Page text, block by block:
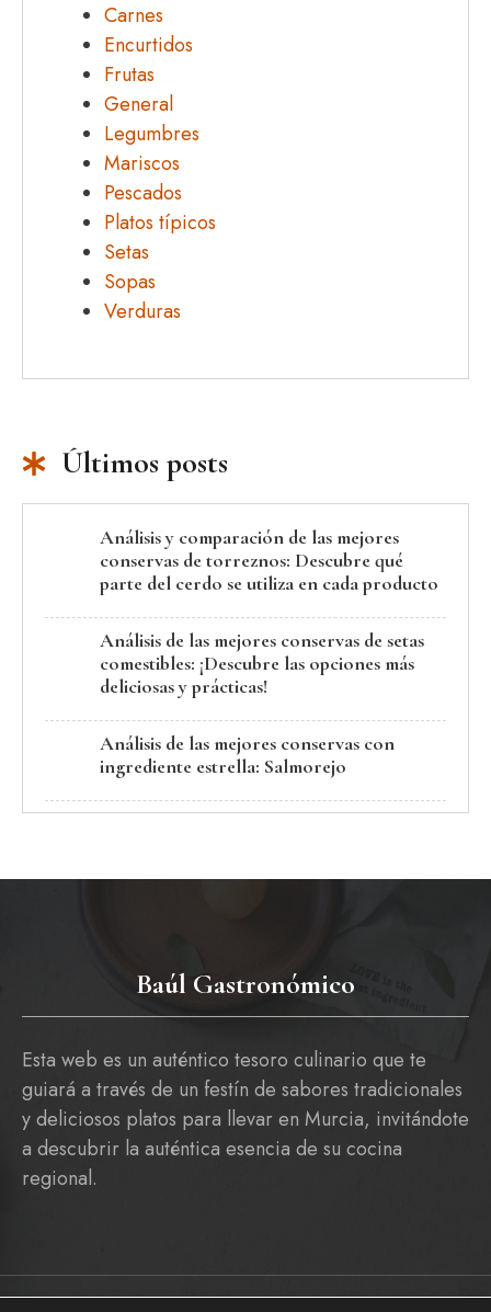
Carnes
Encurtidos
Frutas
General
Legumbres
Mariscos
Pescados
Platos típicos
Setas
Sopas
Verduras
Últimos posts
Análisis y comparación de las mejores
conservas de torreznos: Descubre qué
parte del cerdo se utiliza en cada producto
Análisis de las mejores conservas de setas
comestibles: ¡Descubre las opciones más
deliciosas y prácticas!
Análisis de las mejores conservas con
ingrediente estrella: Salmorejo
Baúl Gastronómico
Esta web es un auténtico tesoro culinario que te
guiará a través de un festín de sabores tradicionales
y deliciosos platos para llevar en Murcia, invitándote
a descubrir la auténtica esencia de su cocina
regional.